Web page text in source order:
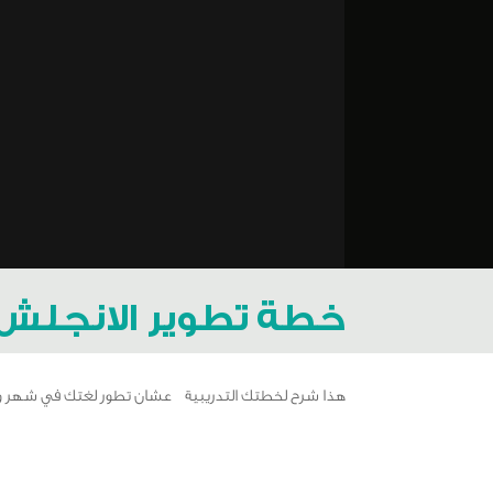
خطة تطوير الانجلش
هذا شرح لخطتك التدريبية عشان تطور لغتك في شهر